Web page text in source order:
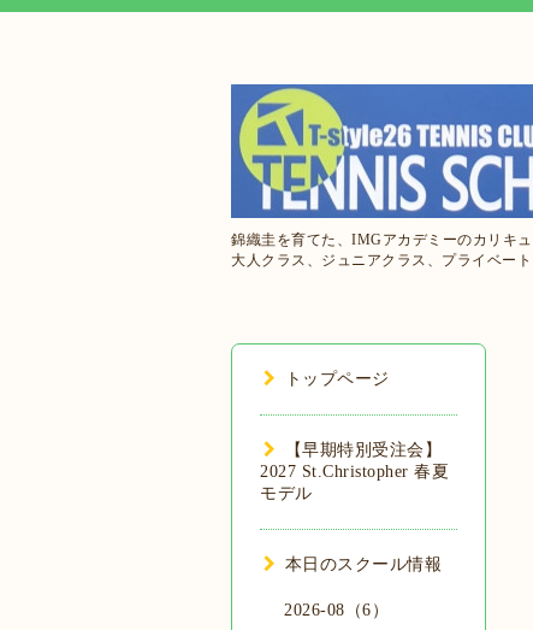
錦織圭を育てた、IMGアカデミーのカリキ
大人クラス、ジュニアクラス、プライベー
トップページ
【早期特別受注会】
2027 St.Christopher 春夏
モデル
本日のスクール情報
2026-08（6）